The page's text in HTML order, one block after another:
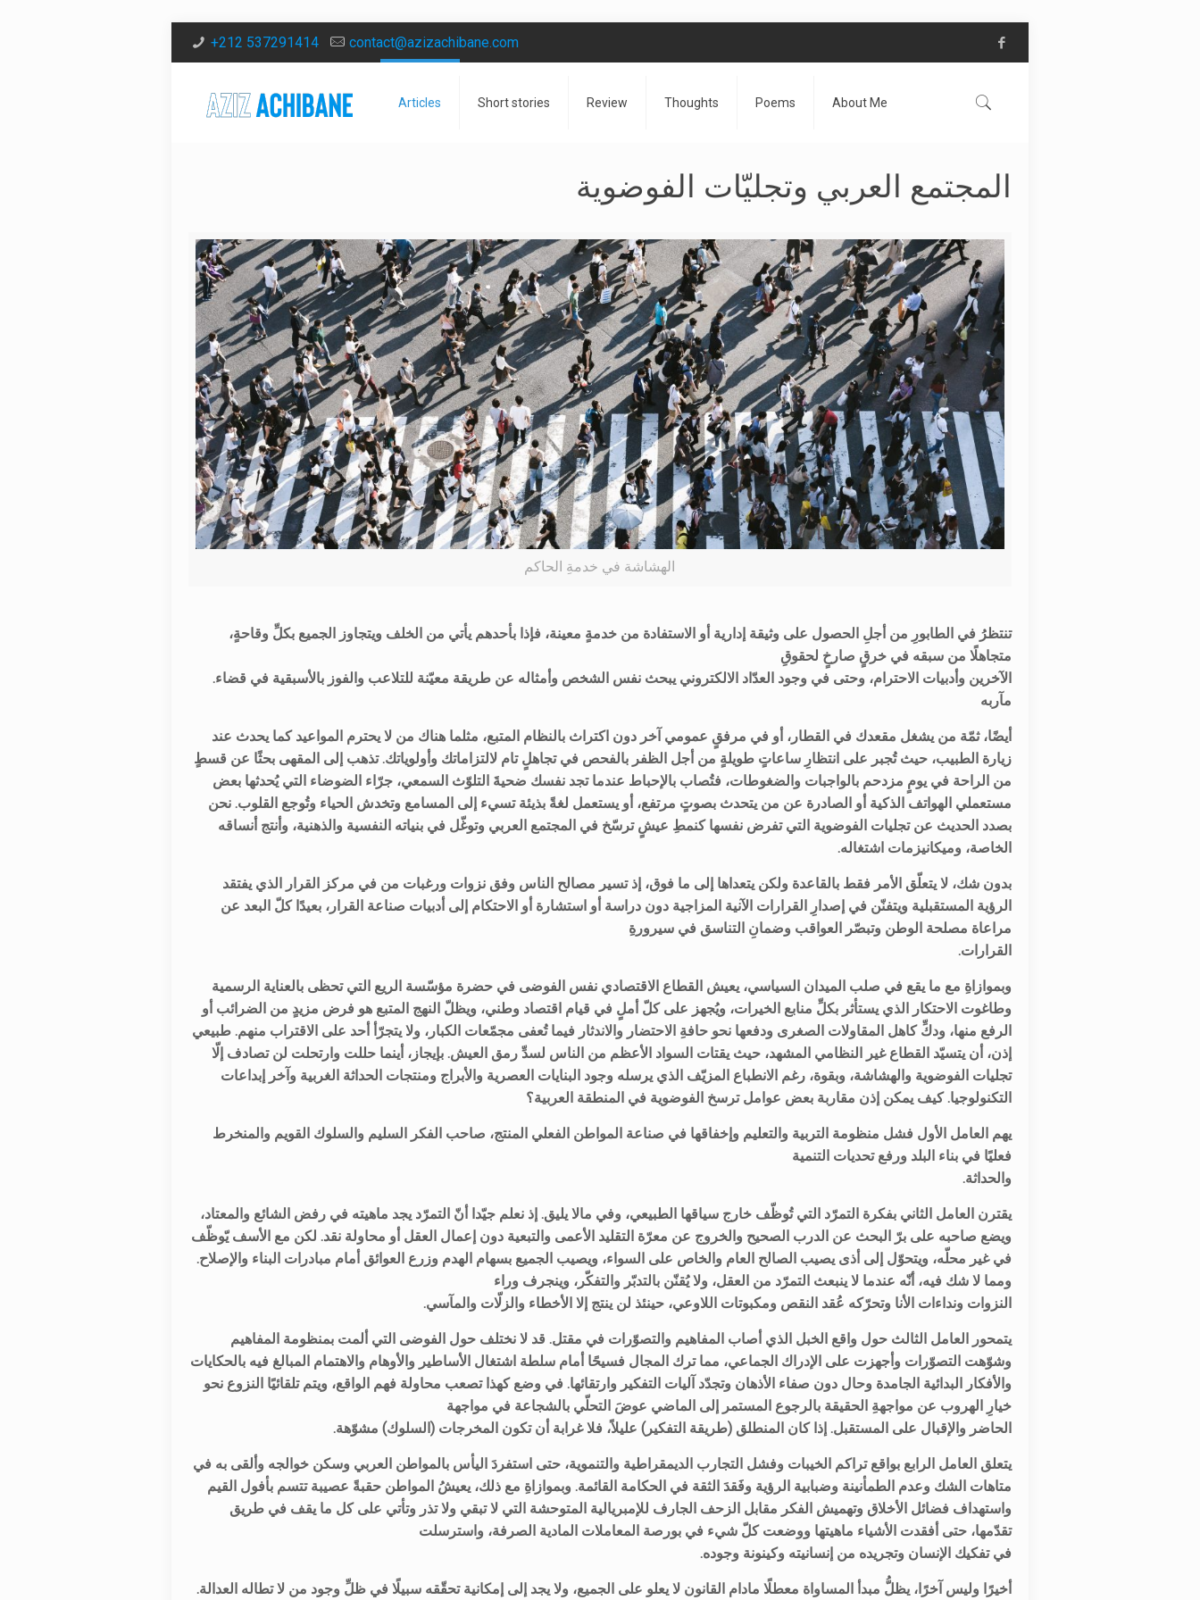
+212 537291414 contact@azizachibane.com
Articles Short stories Review Thoughts Poems About Me
المجتمع العربي وتجليّات الفوضوية
الهشاشة في خدمةِ الحاكم
تنتظرُ في الطابورِ من أجلِ الحصول على وثيقة إدارية أو الاستفادة من خدمةٍ معينة، فإذا بأحدهم يأتي من الخلف ويتجاوز الجميع بكلِّ وقاحةٍ،
متجاهلًا من سبقه في خرقٍ صارخٍ لحقوقِ
.الآخرين وأدبيات الاحترام، وحتى في وجود العدّاد الالكتروني يبحث نفس الشخص وأمثاله عن طريقة معيّنة للتلاعب والفوز بالأسبقية في قضاء
مآربه
أيضًا، ثمّة من يشغل مقعدك في القطار، أو في مرفقٍ عمومي آخر دون اكتراث بالنظام المتبع، مثلما هناك من لا يحترم المواعيد كما يحدث عند
زيارة الطبيب، حيث تُجبر على انتظارِ ساعاتٍ طويلةٍ من أجل الظفر بالفحص في تجاهلٍ تام لالتزاماتك وأولوياتك. تذهب إلى المقهى بحثًا عن قسطٍ
من الراحة في يومٍ مزدحم بالواجبات والضغوطات، فتُصاب بالإحباط عندما تجد نفسك ضحيةَ التلوّث السمعي، جرّاء الضوضاء التي يُحدثها بعض
مستعملي الهواتف الذكية أو الصادرة عن من يتحدث بصوتٍ مرتفع، أو يستعمل لغةً بذيئة تسيء إلى المسامع وتخدش الحياء وتُوجع القلوب. نحن
بصدد الحديث عن تجليات الفوضوية التي تفرض نفسها كنمطِ عيشٍ ترسّخ في المجتمع العربي وتوغّل في بنياته النفسية والذهنية، وأنتج أنساقه
.الخاصة، وميكانيزمات اشتغاله
بدون شك، لا يتعلّق الأمر فقط بالقاعدة ولكن يتعداها إلى ما فوق، إذ تسير مصالح الناس وفق نزوات ورغبات من في مركز القرار الذي يفتقد
الرؤية المستقبلية ويتفنّن في إصدارِ القرارات الآنية المزاجية دون دراسة أو استشارة أو الاحتكام إلى أدبيات صناعة القرار، بعيدًا كلّ البعد عن
مراعاة مصلحة الوطن وتبصّر العواقب وضمانِ التناسق في سيرورةِ
.القرارات
وبموازاةِ مع ما يقع في صلب الميدان السياسي، يعيش القطاع الاقتصادي نفس الفوضى في حضرة مؤسّسة الريع التي تحظى بالعناية الرسمية
وطاغوت الاحتكار الذي يستأثر بكلِّ منابع الخيرات، ويُجهز على كلّ أملٍ في قيام اقتصاد وطني، ويظلّ النهج المتبع هو فرض مزيدٍ من الضرائب أو
الرفع منها، ودكِّ كاهل المقاولات الصغرى ودفعها نحو حافةِ الاحتضار والاندثار فيما تُعفى مجمّعات الكبار، ولا يتجرّأ أحد على الاقتراب منهم. طبيعي
إذن، أن يتسيّد القطاع غير النظامي المشهد، حيث يقتات السواد الأعظم من الناس لسدِّ رمق العيش. بإيجاز، أينما حللت وارتحلت لن تصادف إلّا
تجليات الفوضوية والهشاشة، وبقوة، رغم الانطباع المزيّف الذي يرسله وجود البنايات العصرية والأبراج ومنتجات الحداثة الغربية وآخر إبداعات
التكنولوجيا. كيف يمكن إذن مقاربة بعض عوامل ترسخ الفوضوية في المنطقة العربية؟
يهم العامل الأول فشل منظومة التربية والتعليم وإخفاقها في صناعة المواطن الفعلي المنتج، صاحب الفكر السليم والسلوك القويم والمنخرط
فعليًا في بناء البلد ورفع تحديات التنمية
.والحداثة
يقترن العامل الثاني بفكرة التمرّد التي تُوظّف خارج سياقها الطبيعي، وفي مالا يليق. إذ نعلم جيّدا أنّ التمرّد يجد ماهيته في رفض الشائع والمعتاد،
ويضع صاحبه على برّ البحث عن الدرب الصحيح والخروج عن معرّة التقليد الأعمى والتبعية دون إعمال العقل أو محاولة نقد. لكن مع الأسف يّوظّف
في غير محلّه، ويتحوّل إلى أذى يصيب الصالح العام والخاص على السواء، ويصيب الجميع بسهام الهدم وزرع العوائق أمام مبادرات البناء والإصلاح.
ومما لا شك فيه، أنّه عندما لا ينبعث التمرّد من العقل، ولا يُقنّن بالتدبّر والتفكّر، وينجرف وراء
.النزوات ونداءات الأنا وتحرّكه عُقد النقص ومكبوتات اللاوعي، حينئذ لن ينتج إلا الأخطاء والزلّات والمآسي
يتمحور العامل الثالث حول واقع الخبل الذي أصاب المفاهيم والتصوّرات في مقتل. قد لا نختلف حول الفوضى التي ألمت بمنظومة المفاهيم
وشوّهت التصوّرات وأجهزت على الإدراك الجماعي، مما ترك المجال فسيحًا أمام سلطة اشتغال الأساطير والأوهام والاهتمام المبالغ فيه بالحكايات
والأفكار البدائية الجامدة وحال دون صفاء الأذهان وتجدّد آليات التفكير وارتقائها. في وضع كهذا تصعب محاولة فهم الواقع، ويتم تلقائيًا النزوع نحو
خيارِ الهروب عن مواجهةِ الحقيقة بالرجوع المستمر إلى الماضي عوضَ التحلّي بالشجاعة في مواجهة
.الحاضر والإقبال على المستقبل. إذا كان المنطلق (طريقة التفكير) عليلاً، فلا غرابة أن تكون المخرجات (السلوك) مشوّهة
يتعلق العامل الرابع بواقع تراكم الخيبات وفشل التجارب الديمقراطية والتنموية، حتى استفردَ اليأس بالمواطن العربي وسكن خوالجه وألقى به في
متاهات الشك وعدم الطمأنينة وضبابية الرؤية وفَقدَ الثقة في الحكامة القائمة. وبموازاةِ مع ذلك، يعيشُ المواطن حقبةً عصيبة تتسم بأفول القيم
واستهداف فضائل الأخلاق وتهميش الفكر مقابل الزحف الجارف للإمبريالية المتوحشة التي لا تبقي ولا تذر وتأتي على كل ما يقف في طريق
تقدّمها، حتى أفقدت الأشياء ماهيتها ووضعت كلّ شيء في بورصة المعاملات المادية الصرفة، واسترسلت
.في تفكيك الإنسان وتجريده من إنسانيته وكينونة وجوده
.أخيرًا وليس آخرًا، يظلُّ مبدأ المساواة معطلًا مادام القانون لا يعلو على الجميع، ولا يجد إلى إمكانية تحقّقه سبيلًا في ظلِّ وجود من لا تطاله العدالة